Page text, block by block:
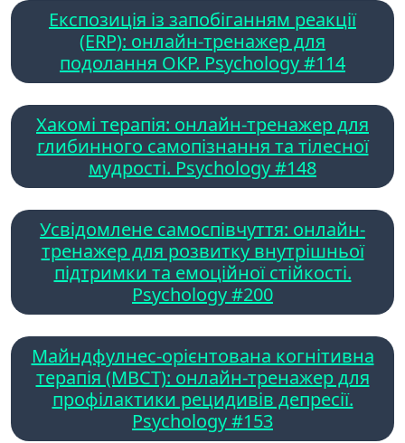
Експозиція із запобіганням реакції
(ERP): онлайн-тренажер для
подолання ОКР. Psychology #114
Хакомі терапія: онлайн-тренажер для
глибинного самопізнання та тілесної
мудрості. Psychology #148
Усвідомлене самоспівчуття: онлайн-
тренажер для розвитку внутрішньої
підтримки та емоційної стійкості.
Psychology #200
Майндфулнес-орієнтована когнітивна
терапія (MBCT): онлайн-тренажер для
профілактики рецидивів депресії.
Psychology #153